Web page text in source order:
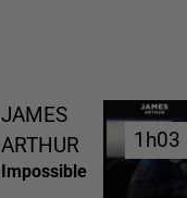
JAMES
ARTHUR
Impossible
1h03
1h03